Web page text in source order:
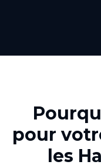
pour
les